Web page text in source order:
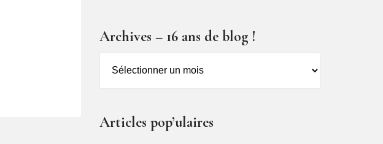
Archives – 16 ans de blog !
de
Articles pop’ulaires